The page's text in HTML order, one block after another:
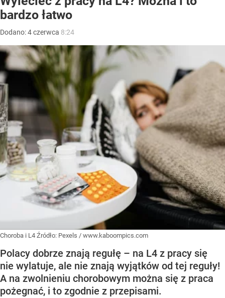
bardzo łatwo
Dodano:4czerwca 8:24
Choroba i L4 Źródło: Pexels / www.kaboompics.com
Polacy dobrze znają regułę – na L4 z pracy się
nie wylatuje, ale nie znają wyjątków od tej reguły!
A na zwolnieniu chorobowym można się z praca
pożegnać, i to zgodnie z przepisami.